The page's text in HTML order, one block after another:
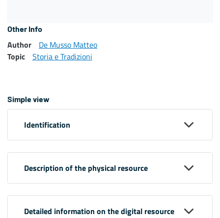
Other Info
Author
De Musso Matteo
Topic
Storia e Tradizioni
Simple view
Identification
Description of the physical resource
Detailed information on the digital resource